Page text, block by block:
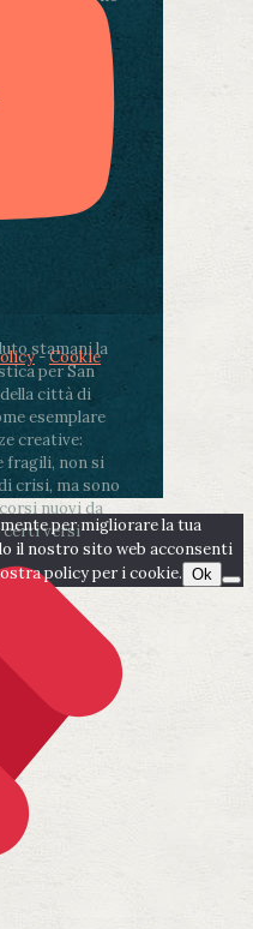
stamani la
per San
città di
esemplare
creative:
fragili, non si
crisi, ma sono
nuovi da
certi versi
-Cookie
per migliorare la tua
il nostro sito web acconsenti
policy per i cookie. Ok